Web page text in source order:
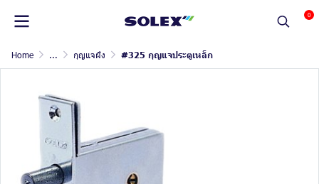
0
Home ... กุญแจฝัง #325 กุญแจประตูเหล็ก